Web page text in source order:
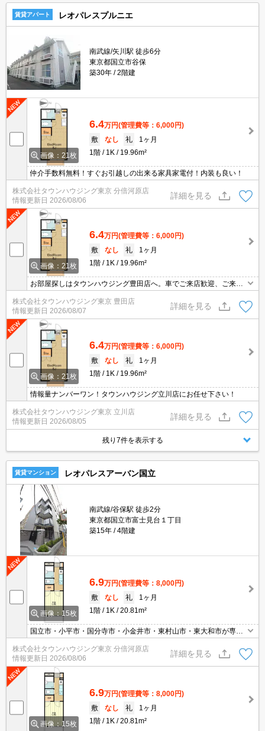
賃貸アパート レオパレスプルニエ
南武線/矢川駅 徒歩6分
東京都国立市谷保
築30年
2階建
画像：21枚
6.4万円(管理費等：6,000円)
敷
なし 礼
1ヶ月
1階
1K 19.96m²
仲介手数料無料！すぐお引越しの出来る家具家電付！内装も良い！
株式会社タウンハウジング東京 分倍河原店
情報更新日 2026/08/06
詳細を見る
画像：21枚
6.4万円(管理費等：6,000円)
敷
なし 礼
1ヶ月
1階
1K 19.96m²
お部屋探しはタウンハウジング豊田店へ。車でご来店歓迎、ご来店
用お客様駐車場あり！
株式会社タウンハウジング東京 豊田店
情報更新日 2026/08/07
詳細を見る
画像：21枚
6.4万円(管理費等：6,000円)
敷
なし 礼
1ヶ月
1階
1K 19.96m²
情報量ナンバーワン！タウンハウジング立川店にお任せ下さい！
株式会社タウンハウジング東京 立川店
情報更新日 2026/08/05
詳細を見る
残り7件を表示する
賃貸マンション レオパレスアーバン国立
南武線/谷保駅 徒歩2分
東京都国立市富士見台１丁目
築15年
4階建
画像：15枚
6.9万円(管理費等：8,000円)
敷
なし 礼
1ヶ月
1階
1K 20.81m²
国立市・小平市・国分寺市・小金井市・東村山市・東大和市が専門
エリアです！是非お問い合わせください！
株式会社タウンハウジング東京 分倍河原店
情報更新日 2026/08/06
詳細を見る
画像：15枚
6.9万円(管理費等：8,000円)
敷
なし 礼
1ヶ月
1階
1K 20.81m²